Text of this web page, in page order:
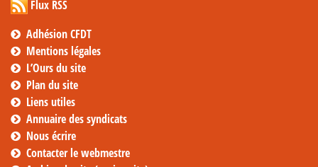
Flux RSS
Adhésion CFDT
Mentions légales
L’Ours du site
Plan du site
Liens utiles
Annuaire des syndicats
Nous écrire
Contacter le webmestre